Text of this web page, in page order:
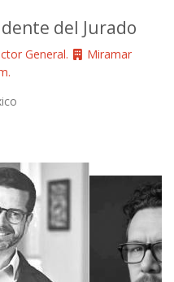
del Jurado
General.
Miramar